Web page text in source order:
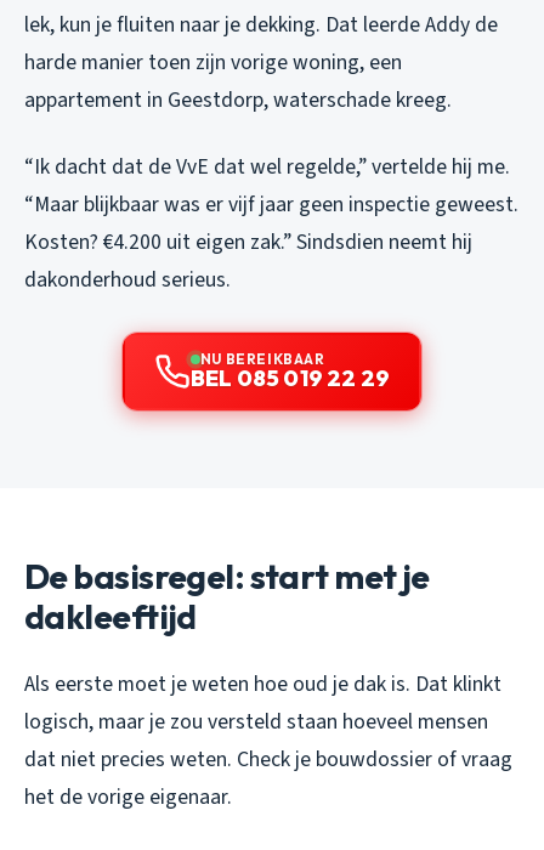
lek, kun je fluiten naar je dekking. Dat leerde Addy de
harde manier toen zijn vorige woning, een
appartement in Geestdorp, waterschade kreeg.
“Ik dacht dat de VvE dat wel regelde,” vertelde hij me.
“Maar blijkbaar was er vijf jaar geen inspectie geweest.
Kosten? €4.200 uit eigen zak.” Sindsdien neemt hij
dakonderhoud serieus.
NU BEREIKBAAR
BEL 085 019 22 29
De basisregel: start met je
dakleeftijd
Als eerste moet je weten hoe oud je dak is. Dat klinkt
logisch, maar je zou versteld staan hoeveel mensen
dat niet precies weten. Check je bouwdossier of vraag
het de vorige eigenaar.